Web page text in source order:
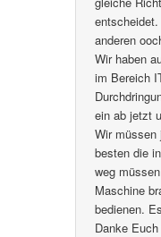
anderen
Wir haben
im Bereich
ein ab jetzt
Wir müssen
besten die
weg
Maschine
bedienen.
Danke